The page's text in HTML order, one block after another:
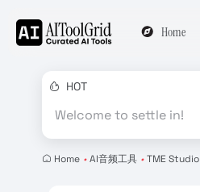
Home
HOT
Welcome to settle in!
Home • AI音频工具 • TME Studio